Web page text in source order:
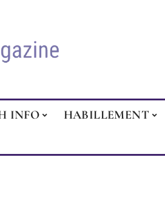
INFO HABILLEMENT